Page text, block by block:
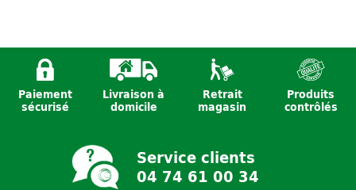
Paiement
sécurisé
Livraison à
domicile
Retrait
magasin
Produits
contrôlés
Service clients
04 74 61 00 34